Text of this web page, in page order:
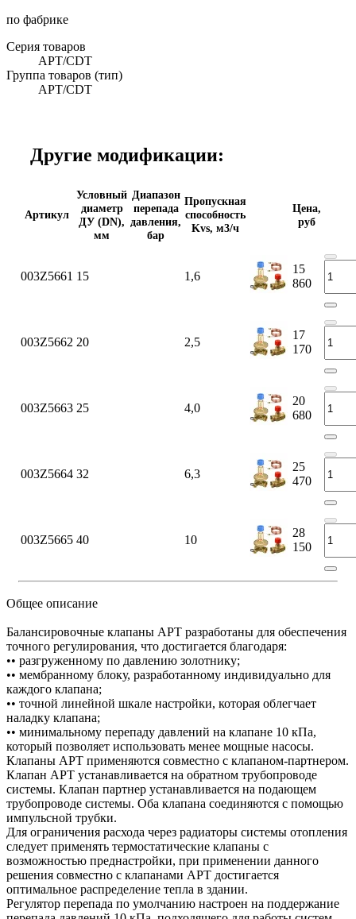
по фабрике
Серия товаров
APT/CDT
Группа товаров (тип)
APT/CDT
Другие модификации:
Артикул
Условный
диаметр
ДУ (DN),
мм
Диапазон
перепада
давления,
бар
Пропускная
способность
Kvs, м3/ч
Цена,
руб
003Z5661 15 1,6
15
860
003Z5662 20 2,5
17
170
003Z5663 25 4,0
20
680
003Z5664 32 6,3
25
470
003Z5665 40 10
28
150
Общее описание
Балансировочные клапаны APT разработаны для обеспечения
точного регулирования, что достигается благодаря:
•• разгруженному по давлению золотнику;
•• мембранному блоку, разработанному индивидуально для
каждого клапана;
•• точной линейной шкале настройки, которая облегчает
наладку клапана;
•• минимальному перепаду давлений на клапане 10 кПа,
который позволяет использовать менее мощные насосы.
Клапаны APT применяются совместно с клапаном-партнером.
Клапан APT устанавливается на обратном трубопроводе
системы. Клапан партнер устанавливается на подающем
трубопроводе системы. Оба клапана соединяются с помощью
импульсной трубки.
Для ограничения расхода через радиаторы системы отопления
следует применять термостатические клапаны с
возможностью преднастройки, при применении данного
решения совместно с клапанами APT достигается
оптимальное распределение тепла в здании.
Регулятор перепада по умолчанию настроен на поддержание